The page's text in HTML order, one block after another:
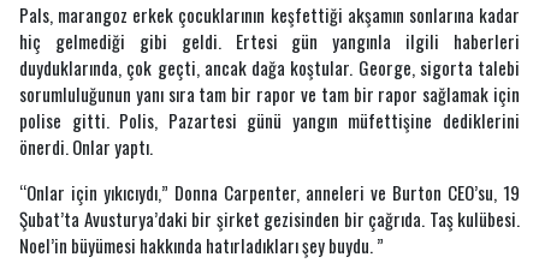
Pals, marangoz erkek çocuklarının keşfettiği akşamın sonlarına kadar
hiç gelmediği gibi geldi. Ertesi gün yangınla ilgili haberleri
duyduklarında, çok geçti, ancak dağa koştular. George, sigorta talebi
sorumluluğunun yanı sıra tam bir rapor ve tam bir rapor sağlamak için
polise gitti. Polis, Pazartesi günü yangın müfettişine dediklerini
önerdi. Onlar yaptı.
“Onlar için yıkıcıydı,” Donna Carpenter, anneleri ve Burton CEO’su, 19
Şubat’ta Avusturya’daki bir şirket gezisinden bir çağrıda. Taş kulübesi.
Noel’in büyümesi hakkında hatırladıkları şey buydu. ”